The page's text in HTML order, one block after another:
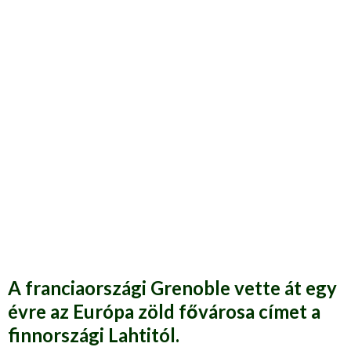
A franciaországi Grenoble vette át egy
évre az Európa zöld fővárosa címet a
finnországi Lahtitól.